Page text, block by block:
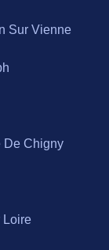
Sur Vienne
De Chigny
Loire